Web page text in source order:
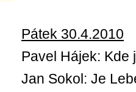
Pátek 30.4.2010
Pavel Hájek: Kde
Jan Sokol: Je